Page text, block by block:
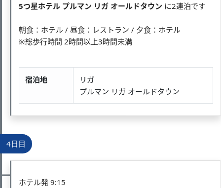
5つ星ホテル プルマン リガ オールドタウン に2連泊です
朝食：ホテル / 昼食：レストラン / 夕食：ホテル
※総歩行時間 2時間以上3時間未満
宿泊地
リガ
プルマン リガ オールドタウン
4日目
ホテル発 9:15